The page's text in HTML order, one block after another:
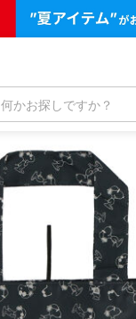
何かお探しですか？